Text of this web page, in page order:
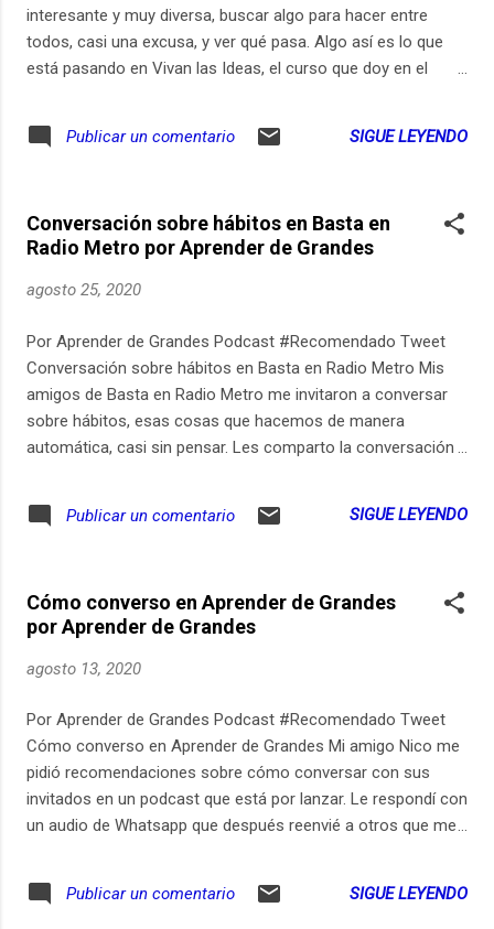
interesante y muy diversa, buscar algo para hacer entre
todos, casi una excusa, y ver qué pasa. Algo así es lo que
está pasando en Vivan las Ideas, el curso que doy en el
Vivan las Ideas a pensar en el tiempo en nuestras vidas. Lo
que pasó ese día hizo que Javier Alejandro Felipe tome su
esa combinación galáctica surgió lo que van a escuchar
ahora. Todo el crédito es para Javi y Omar. Vivan las Ideas:
https://ift.tt/3ba1txW
Publicar un comentario SIGUE LEYENDO
Conversación sobre hábitos en Basta en
Radio Metro por Aprender de Grandes
agosto 25, 2020
Por Aprender de Grandes Podcast #Recomendado Tweet
Conversación sobre hábitos en Basta en Radio Metro Mis
amigos de Basta en Radio Metro me invitaron a conversar
sobre hábitos, esas cosas que hacemos de manera
automática, casi sin pensar. Les comparto la conversación
inscripción en el curso de Hábitos: https://ift.tt/31sWAwT
Publicar un comentario SIGUE LEYENDO
Cómo converso en Aprender de Grandes
por Aprender de Grandes
agosto 13, 2020
Por Aprender de Grandes Podcast #Recomendado Tweet
Cómo converso en Aprender de Grandes Mi amigo Nico me
pidió recomendaciones sobre cómo conversar con sus
invitados en un podcast que está por lanzar. Le respondí con
un audio de Whatsapp que después reenvié a otros que me
parece que les puede servir tanto si quieren hacer un
podcast como si quieren mejorar sus conversaciones en
Publicar un comentario SIGUE LEYENDO